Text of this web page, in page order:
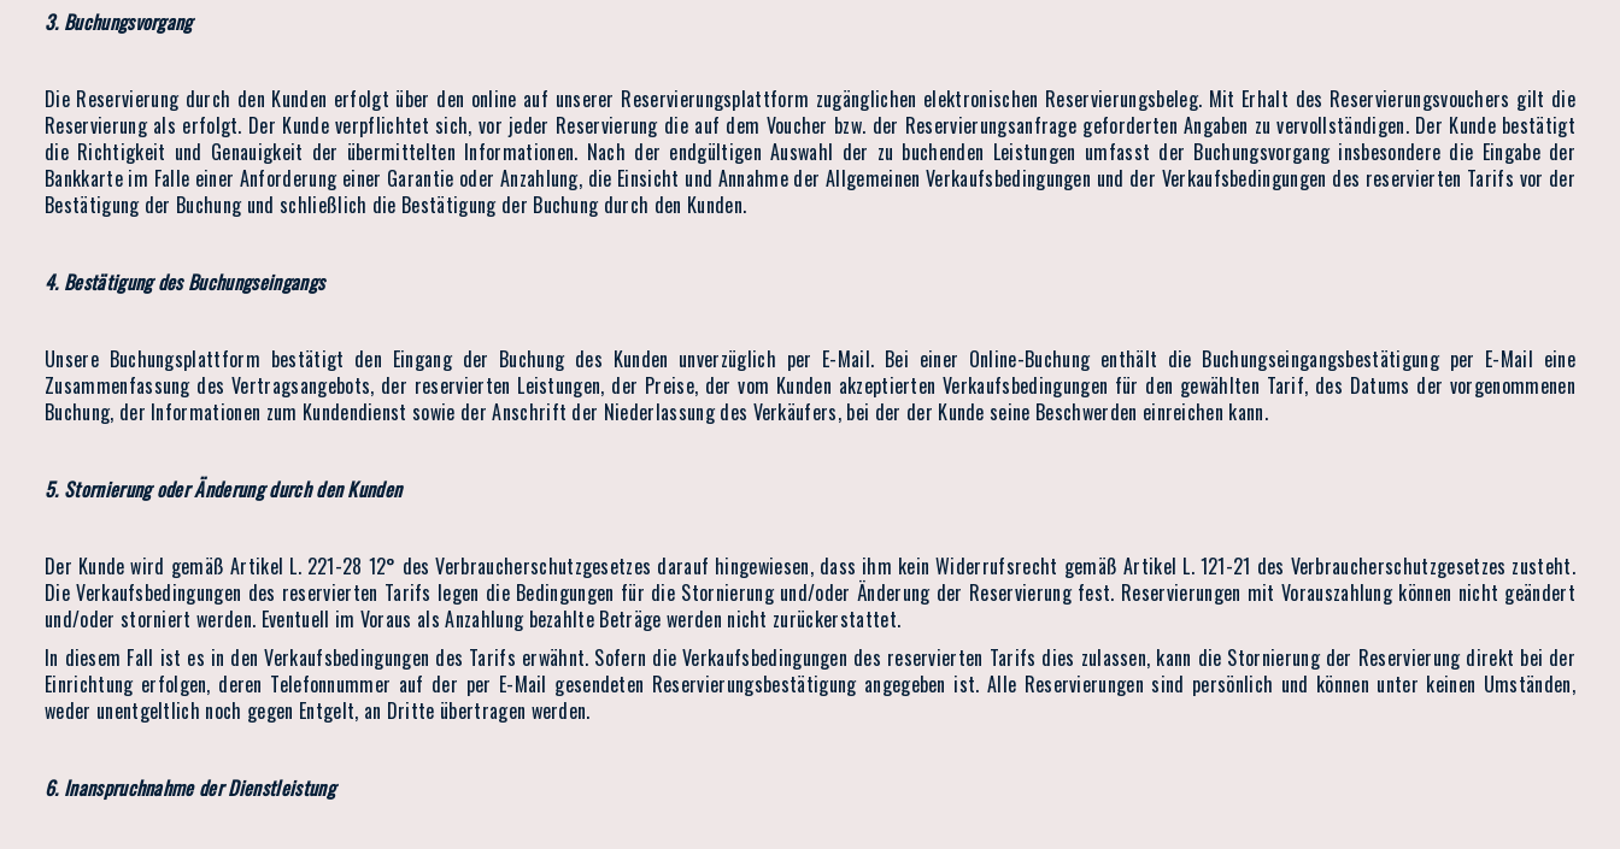
3. Buchungsvorgang
Die Reservierung durch den Kunden erfolgt über den online auf unserer Reservierungsplattform zugänglichen elektronischen Reservierungsbeleg. Mit Erhalt des Reservierungsvouchers gilt die
Reservierung als erfolgt. Der Kunde verpflichtet sich, vor jeder Reservierung die auf dem Voucher bzw. der Reservierungsanfrage geforderten Angaben zu vervollständigen. Der Kunde bestätigt
die Richtigkeit und Genauigkeit der übermittelten Informationen. Nach der endgültigen Auswahl der zu buchenden Leistungen umfasst der Buchungsvorgang insbesondere die Eingabe der
Bankkarte im Falle einer Anforderung einer Garantie oder Anzahlung, die Einsicht und Annahme der Allgemeinen Verkaufsbedingungen und der Verkaufsbedingungen des reservierten Tarifs vor der
Bestätigung der Buchung und schließlich die Bestätigung der Buchung durch den Kunden.
4. Bestätigung des Buchungseingangs
Unsere Buchungsplattform bestätigt den Eingang der Buchung des Kunden unverzüglich per E-Mail. Bei einer Online-Buchung enthält die Buchungseingangsbestätigung per E-Mail eine
Zusammenfassung des Vertragsangebots, der reservierten Leistungen, der Preise, der vom Kunden akzeptierten Verkaufsbedingungen für den gewählten Tarif, des Datums der vorgenommenen
Buchung, der Informationen zum Kundendienst sowie der Anschrift der Niederlassung des Verkäufers, bei der der Kunde seine Beschwerden einreichen kann.
5. Stornierung oder Änderung durch den Kunden
Der Kunde wird gemäß Artikel L. 221-28 12° des Verbraucherschutzgesetzes darauf hingewiesen, dass ihm kein Widerrufsrecht gemäß Artikel L. 121-21 des Verbraucherschutzgesetzes zusteht.
Die Verkaufsbedingungen des reservierten Tarifs legen die Bedingungen für die Stornierung und/oder Änderung der Reservierung fest. Reservierungen mit Vorauszahlung können nicht geändert
und/oder storniert werden. Eventuell im Voraus als Anzahlung bezahlte Beträge werden nicht zurückerstattet.
In diesem Fall ist es in den Verkaufsbedingungen des Tarifs erwähnt. Sofern die Verkaufsbedingungen des reservierten Tarifs dies zulassen, kann die Stornierung der Reservierung direkt bei der
Einrichtung erfolgen, deren Telefonnummer auf der per E-Mail gesendeten Reservierungsbestätigung angegeben ist. Alle Reservierungen sind persönlich und können unter keinen Umständen,
weder unentgeltlich noch gegen Entgelt, an Dritte übertragen werden.
6. Inanspruchnahme der Dienstleistung